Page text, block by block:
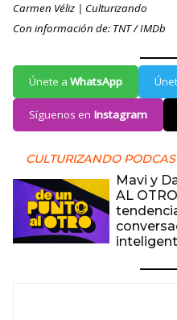
Carmen Véliz | Culturizando
Con información de: TNT / IMDb
Únete a WhatsApp
Síguenos en Instagram
CULTURIZANDO
Mavi y
AL